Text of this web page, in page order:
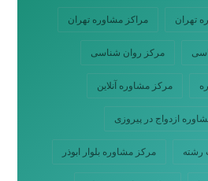
تهران مراکز مشاوره تهران
مرکز روان شناسی
مرکز مشاوره آنلاین
ازدواج در پیروزی
رشته مرکز مشاوره بلوار ابوذر